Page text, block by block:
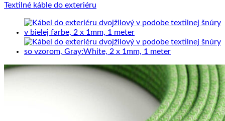
Textilné káble do exteriéru